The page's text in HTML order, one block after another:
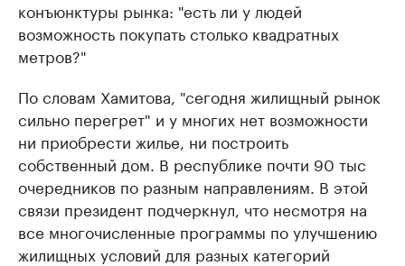
конъюнктуры рынка: "есть ли у людей
возможность покупать столько квадратных
метров?"
По словам Хамитова, "сегодня жилищный рынок
сильно перегрет" и у многих нет возможности
ни приобрести жилье, ни построить
собственный дом. В республике почти 90 тыс
очередников по разным направлениям. В этой
связи президент подчеркнул, что несмотря на
все многочисленные программы по улучшению
жилищных условий для разных категорий